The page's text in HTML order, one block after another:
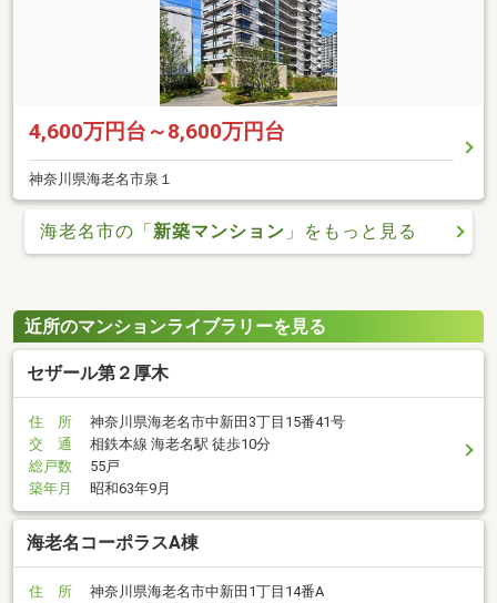
4,600万円台～8,600万円台
神奈川県海老名市泉１
海老名市の「新築マンション 」をもっと見る
近所のマンションライブラリーを見る
セザール第２厚木
住 所
神奈川県海老名市中新田3丁目15番41号
交 通
相鉄本線 海老名駅 徒歩10分
総戸数
55戸
築年月
昭和63年9月
海老名コーポラスA棟
住 所
神奈川県海老名市中新田1丁目14番A